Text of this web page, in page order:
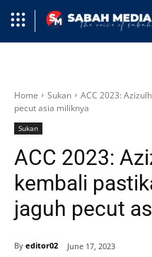
Home Sukan
ACC 2023:
pecut asia miliknya
Sukan
ACC 2023:
kembali
jaguh pecut
By editor02 June 17, 2023